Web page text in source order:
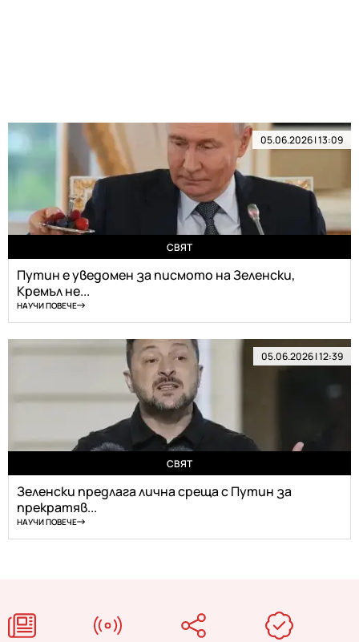
05.06.2026 | 13:09
СВЯТ
Путин е уведомен за писмото на Зеленски,
Кремъл не...
НАУЧИ ПОВЕЧЕ
05.06.2026 | 12:39
СВЯТ
Зеленски предлага лична среща с Путин за
прекратяв...
НАУЧИ ПОВЕЧЕ